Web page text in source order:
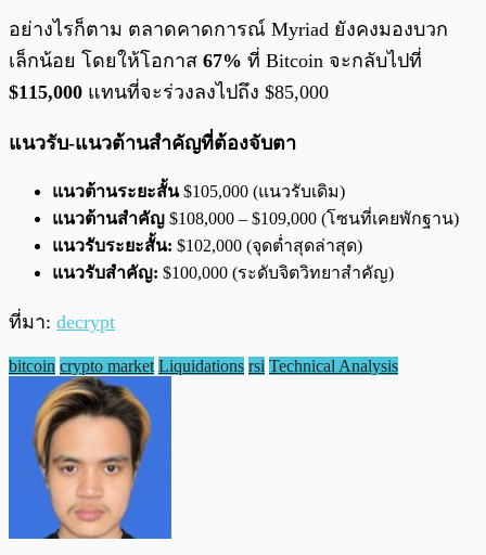
อย่างไรก็ตาม ตลาดคาดการณ์ Myriad ยังคงมองบวก
เล็กน้อย โดยให้โอกาส 67% ที่ Bitcoin จะกลับไปที่
$115,000 แทนที่จะร่วงลงไปถึง $85,000
แนวรับ-แนวต้านสำคัญที่ต้องจับตา
แนวต้านระยะสั้น$105,000 (แนวรับเดิม)
แนวต้านสำคัญ $108,000 – $109,000 (โซนที่เคยพักฐาน)
แนวรับระยะสั้น: $102,000 (จุดต่ำสุดล่าสุด)
แนวรับสำคัญ: $100,000 (ระดับจิตวิทยาสำคัญ)
ที่มา: decrypt
bitcoin crypto market Liquidations rsi Technical Analysis